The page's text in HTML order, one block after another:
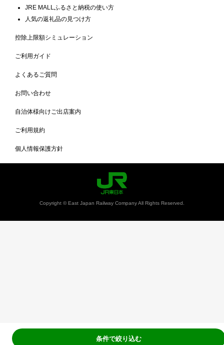
条件で絞り込む
JRE MALLふるさと納税の使い方
人気の返礼品の見つけ方
控除上限額シミュレーション
ご利用ガイド
よくあるご質問
お問い合わせ
自治体様向けご出店案内
ご利用規約
個人情報保護方針
Copyright © East Japan Railway Company All Rights Reserved.